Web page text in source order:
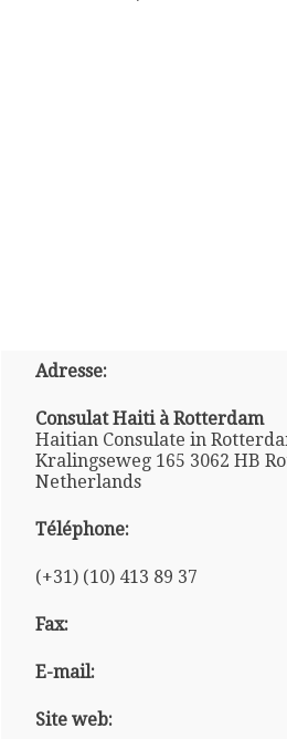
Adresse:
Consulat Haiti à Rotterdam
Haitian Consulate in
Kralingseweg 165 3062 HB
Netherlands
Téléphone:
(+31) (10) 413 89 37
Fax:
E-mail:
Site web: